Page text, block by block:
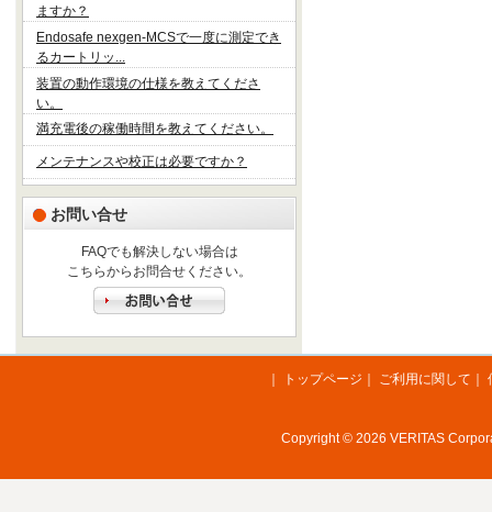
ますか？
Endosafe nexgen-MCSで一度に測定でき
るカートリッ...
装置の動作環境の仕様を教えてくださ
い。
満充電後の稼働時間を教えてください。
メンテナンスや校正は必要ですか？
お問い合せ
FAQでも解決しない場合は
こちらからお問合せください。
トップページ ご利用に関して
Copyright © 2026 VERITAS